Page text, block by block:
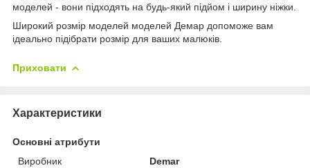
моделей - вони підходять на будь-який підйом і ширину ніжки.
Широкий розмір моделей моделей Демар допоможе вам
ідеально підібрати розмір для ваших малюків.
Приховати
Характеристики
Основні атрибути
Виробник
Demar